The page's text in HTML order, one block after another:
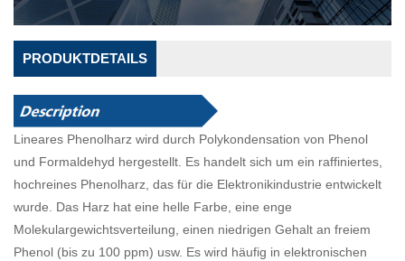
PRODUKTDETAILS
Lineares Phenolharz wird durch Polykondensation von Phenol
und Formaldehyd hergestellt. Es handelt sich um ein raffiniertes,
hochreines Phenolharz, das für die Elektronikindustrie entwickelt
wurde. Das Harz hat eine helle Farbe, eine enge
Molekulargewichtsverteilung, einen niedrigen Gehalt an freiem
Phenol (bis zu 100 ppm) usw. Es wird häufig in elektronischen